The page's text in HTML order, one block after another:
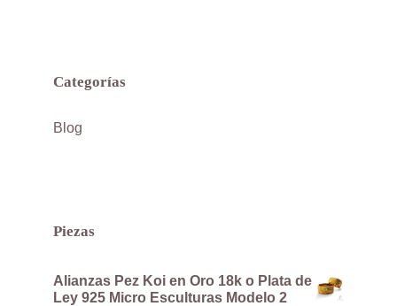
Categorías
Blog
Piezas
Alianzas Pez Koi en Oro 18k o Plata de
Ley 925 Micro Esculturas Modelo 2